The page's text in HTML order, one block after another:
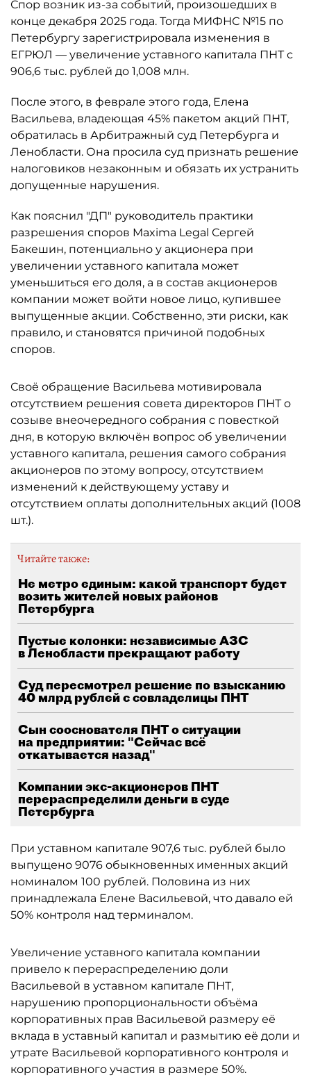
Спор возник из-за событий, произошедших в
конце декабря 2025 года. Тогда МИФНС №15 по
Петербургу зарегистрировала изменения в
ЕГРЮЛ — увеличение уставного капитала ПНТ с
906,6 тыс. рублей до 1,008 млн.
После этого, в феврале этого года, Елена
Васильева, владеющая 45% пакетом акций ПНТ,
обратилась в Арбитражный суд Петербурга и
Ленобласти. Она просила суд признать решение
налоговиков незаконным и обязать их устранить
допущенные нарушения.
Как пояснил "ДП" руководитель практики
разрешения споров Maxima Legal Сергей
Бакешин, потенциально у акционера при
увеличении уставного капитала может
уменьшиться его доля, а в состав акционеров
компании может войти новое лицо, купившее
выпущенные акции. Собственно, эти риски, как
правило, и становятся причиной подобных
споров.
Своё обращение Васильева мотивировала
отсутствием решения совета директоров ПНТ о
созыве внеочередного собрания с повесткой
дня, в которую включён вопрос об увеличении
уставного капитала, решения самого собрания
акционеров по этому вопросу, отсутствием
изменений к действующему уставу и
отсутствием оплаты дополнительных акций (1008
шт.).
Читайте также:
Не метро единым: какой транспорт будет
возить жителей новых районов
Петербурга
Пустые колонки: независимые АЗС
в Ленобласти прекращают работу
Суд пересмотрел решение по взысканию
40 млрд рублей с совладелицы ПНТ
Сын сооснователя ПНТ о ситуации
на предприятии: "Сейчас всё
откатывается назад"
Компании экс-акционеров ПНТ
перераспределили деньги в суде
Петербурга
При уставном капитале 907,6 тыс. рублей было
выпущено 9076 обыкновенных именных акций
номиналом 100 рублей. Половина из них
принадлежала Елене Васильевой, что давало ей
50% контроля над терминалом.
Увеличение уставного капитала компании
привело к перераспределению доли
Васильевой в уставном капитале ПНТ,
нарушению пропорциональности объёма
корпоративных прав Васильевой размеру её
вклада в уставный капитал и размытию её доли и
утрате Васильевой корпоративного контроля и
корпоративного участия в размере 50%.